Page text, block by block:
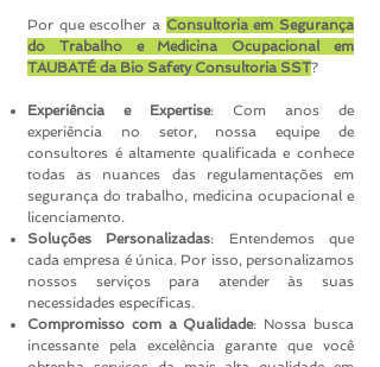
Por que escolher a Consultoria em Segurança
do Trabalho e Medicina Ocupacional em
TAUBATÉ da Bio Safety Consultoria SST?
Experiência e Expertise: Com anos de
experiência no setor, nossa equipe de
consultores é altamente qualificada e conhece
todas as nuances das regulamentações em
segurança do trabalho, medicina ocupacional e
licenciamento.
Soluções Personalizadas: Entendemos que
cada empresa é única. Por isso, personalizamos
nossos serviços para atender às suas
necessidades específicas.
Compromisso com a Qualidade: Nossa busca
incessante pela excelência garante que você